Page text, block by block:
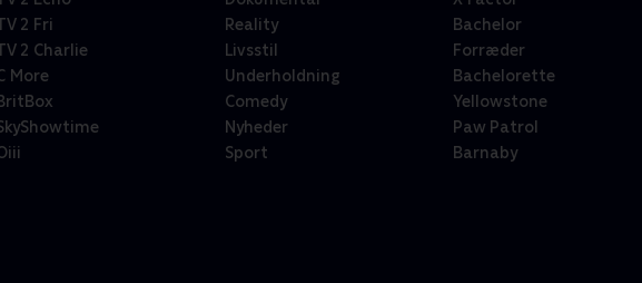
2 Fri
2 Charlie
More
BritBox
Reality
Livsstil
Underholdning
Comedy
Nyheder
Sport
Bachelor
Forræder
Bachelorette
Yellowstone
Paw Patrol
Barnaby